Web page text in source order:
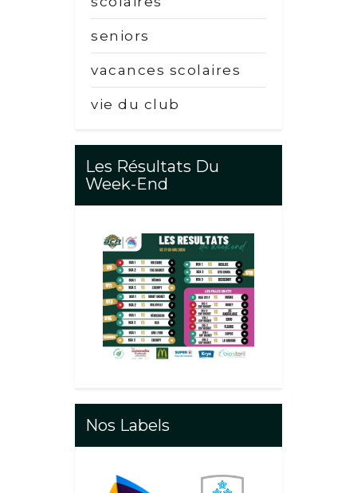
seniors
vacances scolaires
vie du club
Les Résultats Du
Week-End
Nos Labels